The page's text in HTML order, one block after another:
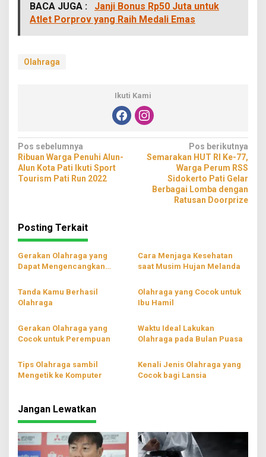
BACA JUGA :
Janji Bonus Rp50 Juta untuk
Atlet Porprov yang Raih Medali Emas
Olahraga
Ikuti Kami
Navigasi
pos
Pos sebelumnya
Ribuan Warga Penuhi Alun-
Alun Kota Pati Ikuti Sport
Tourism Pati Run 2022
Pos berikutnya
Semarakan HUT RI Ke-77,
Warga Perum RSS
Sidokerto Pati Gelar
Berbagai Lomba dengan
Ratusan Doorprize
Posting Terkait
Gerakan Olahraga yang
Dapat Mengencangkan
Cara Menjaga Kesehatan
saat Musim Hujan Melanda
Tanda Kamu Berhasil
Olahraga
Olahraga yang Cocok untuk
Ibu Hamil
Gerakan Olahraga yang
Cocok untuk Perempuan
Waktu Ideal Lakukan
Olahraga pada Bulan Puasa
Tips Olahraga sambil
Mengetik ke Komputer
Kenali Jenis Olahraga yang
Cocok bagi Lansia
Jangan Lewatkan